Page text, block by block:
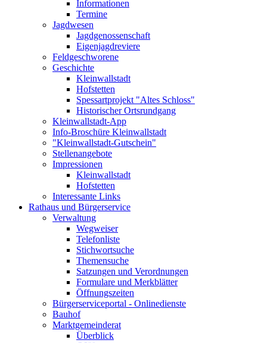
Informationen
Termine
Jagdwesen
Jagdgenossenschaft
Eigenjagdreviere
Feldgeschworene
Geschichte
Kleinwallstadt
Hofstetten
Spessartprojekt "Altes Schloss"
Historischer Ortsrundgang
Kleinwallstadt-App
Info-Broschüre Kleinwallstadt
"Kleinwallstadt-Gutschein"
Stellenangebote
Impressionen
Kleinwallstadt
Hofstetten
Interessante Links
Rathaus und Bürgerservice
Verwaltung
Wegweiser
Telefonliste
Stichwortsuche
Themensuche
Satzungen und Verordnungen
Formulare und Merkblätter
Öffnungszeiten
Bürgerserviceportal - Onlinedienste
Bauhof
Marktgemeinderat
Überblick